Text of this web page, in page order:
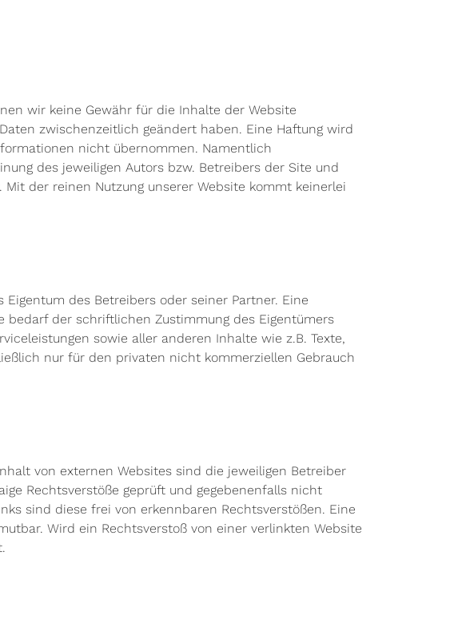
wir keine Gewähr für die Inhalte der Website
zwischenzeitlich geändert haben. Eine Haftung wird
nicht übernommen. Namentlich
des jeweiligen Autors bzw. Betreibers der Site und
der reinen Nutzung unserer Website kommt keinerlei
des Betreibers oder seiner Partner. Eine
bedarf der schriftlichen Zustimmung des Eigentümers
sowie aller anderen Inhalte wie z.B. Texte,
nur für den privaten nicht kommerziellen Gebrauch
von externen Websites sind die jeweiligen Betreiber
Rechtsverstöße geprüft und gegebenenfalls nicht
sind diese frei von erkennbaren Rechtsverstößen. Eine
Wird ein Rechtsverstoß von einer verlinkten Website